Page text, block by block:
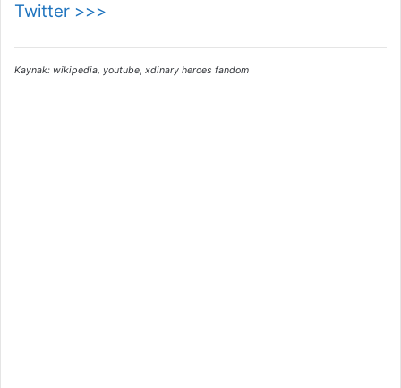
Twitter >>>
Kaynak: wikipedia, youtube, xdinary heroes fandom